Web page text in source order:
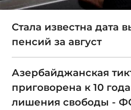
Стала известна дата
пенсий за август
Азербайджанская
приговорена к 10
лишения свободы -